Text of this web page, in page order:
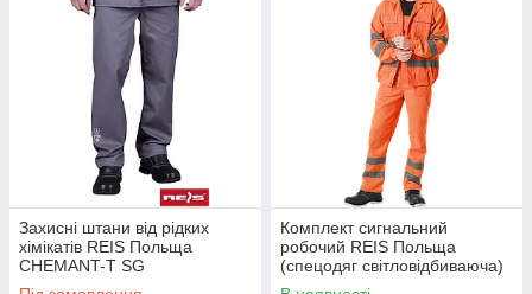
Захисні штани від рідких
хімікатів REIS Польща
CHEMANT-T SG
Комплект сигнальний
робочий REIS Польща
(спецодяг світловідбиваюча)
P UL